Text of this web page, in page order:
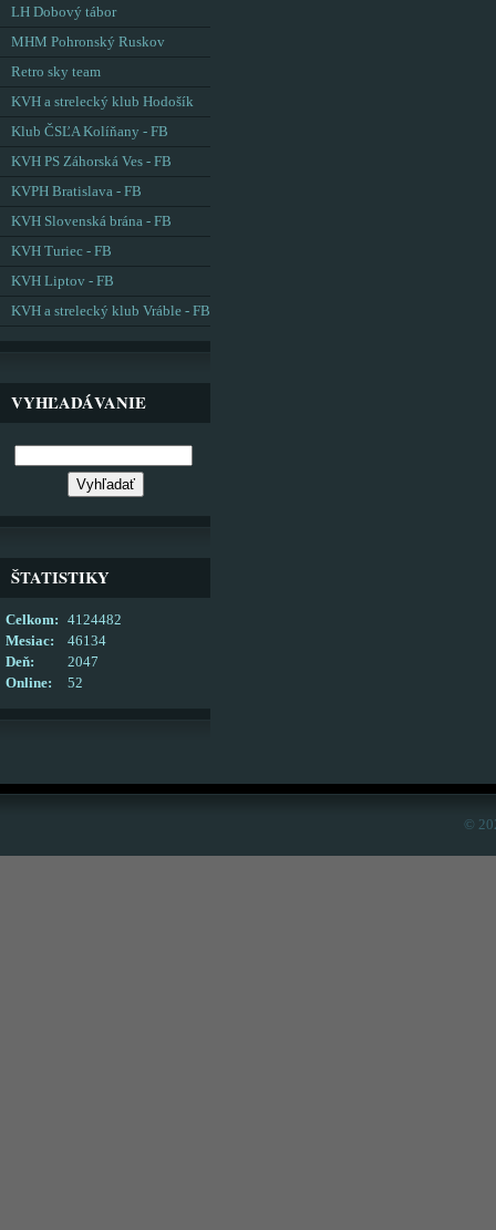
LH Dobový tábor
MHM Pohronský Ruskov
Retro sky team
KVH a strelecký klub Hodošík
Klub ČSĽA Kolíňany - FB
KVH PS Záhorská Ves - FB
KVPH Bratislava - FB
KVH Slovenská brána - FB
KVH Turiec - FB
KVH Liptov - FB
KVH a strelecký klub Vráble - FB
VYHĽADÁVANIE
ŠTATISTIKY
Online: 52
Celkom:
4124482
Mesiac:
46134
Deň:
2047
©